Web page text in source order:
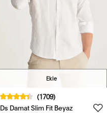
Ekle
(1709)
Ds Damat Slim Fit Beyaz